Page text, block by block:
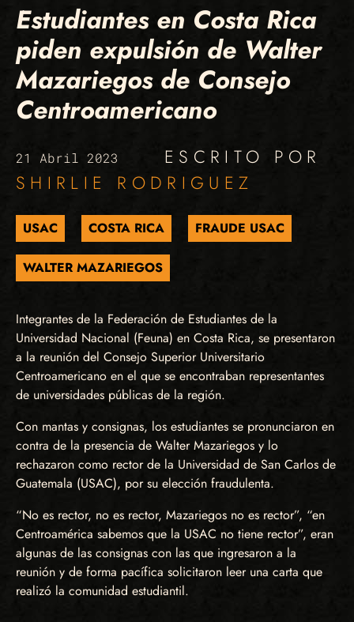
Estudiantes en Costa Rica
piden expulsión de Walter
Mazariegos de Consejo
Centroamericano
21 Abril 2023
ESCRITO POR
SHIRLIE RODRIGUEZ
USAC COSTA RICA FRAUDE USAC
WALTER MAZARIEGOS
Integrantes de la Federación de Estudiantes de la
Universidad Nacional (Feuna) en Costa Rica, se presentaron
a la reunión del Consejo Superior Universitario
Centroamericano en el que se encontraban representantes
de universidades públicas de la región.
Con mantas y consignas, los estudiantes se pronunciaron en
contra de la presencia de Walter Mazariegos y lo
rechazaron como rector de la Universidad de San Carlos de
Guatemala (USAC), por su elección fraudulenta.
“No es rector, no es rector, Mazariegos no es rector”, “en
Centroamérica sabemos que la USAC no tiene rector”, eran
algunas de las consignas con las que ingresaron a la
reunión y de forma pacífica solicitaron leer una carta que
realizó la comunidad estudiantil.